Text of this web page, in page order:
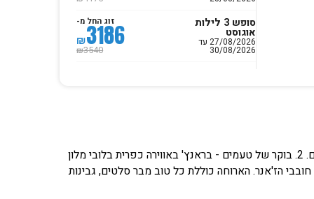
סופש 3 לילות
אוגוסט
27/08/2026 עד
30/08/2026
זוג החל מ-
₪3186
₪3540
1. חדר אוכל כשר המשרת את אורחי המלון ואת עוברי האורח, קבוצות על הדרך ויחידים. 2. בוקר של טעמים - בראנץ' באווירה כפרית בלובי מלון
הטוב מפורסם בקרב חובבי הז'אנר. הארוחה כוללת כל טוב מבר סלטים, גבינות